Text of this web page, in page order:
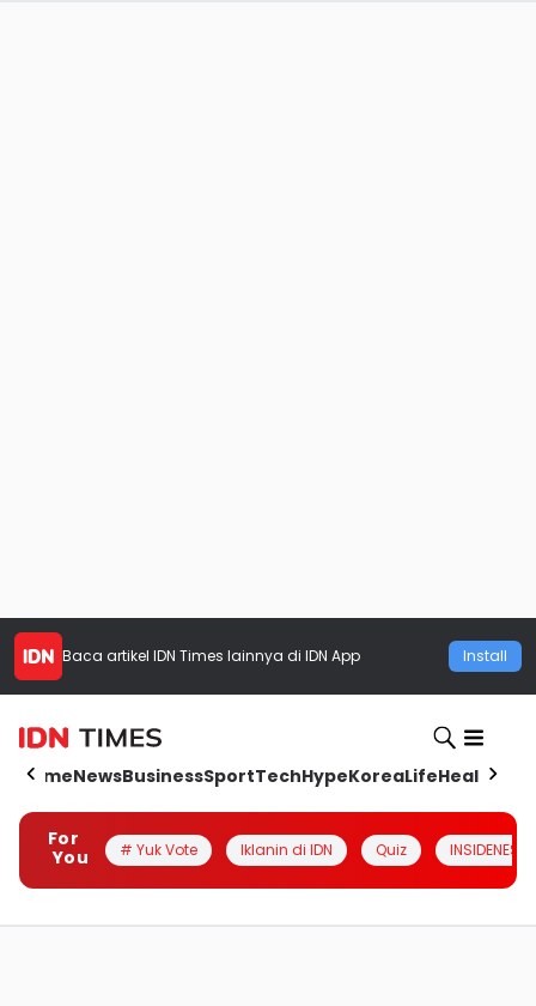
Baca artikel IDN Times lainnya di IDN App Install
HomeNewsBusinessSportTechHypeKoreaLifeHealth
For
You
# Yuk Vote Iklanin di IDN Quiz INSIDENESIA